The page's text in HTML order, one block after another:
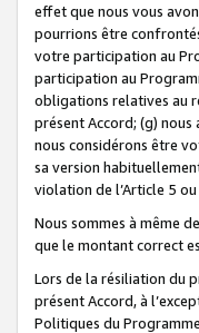
effet que nous vous
pourrions être
votre participation au
participation au
obligations relatives au
présent Accord; (g)
nous considérons être
sa version
violation de l’Article 5
Nous sommes à même
que le montant correct
Lors de la résiliation du
présent Accord, à
Politiques du